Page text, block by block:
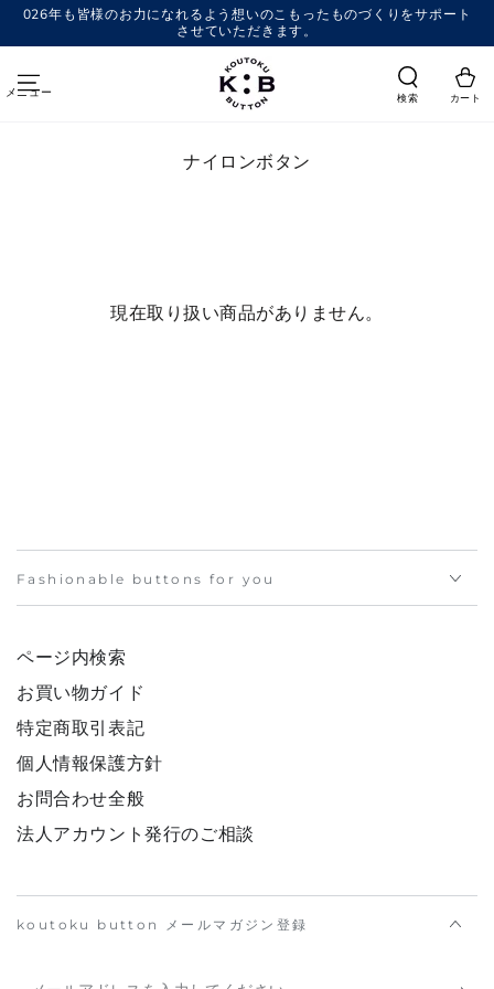
コンテンツにスキッ
026年も皆様のお力になれるよう想いのこもったものづくりをサポート
させていただきます。
メニュー 検索 カート
コ
ナイロンボタン
現在取り扱い商品がありません。
Fashionable buttons for you
ページ内検索
お買い物ガイド
特定商取引表記
個人情報保護方針
お問合わせ全般
法人アカウント発行のご相談
koutoku button メールマガジン登録